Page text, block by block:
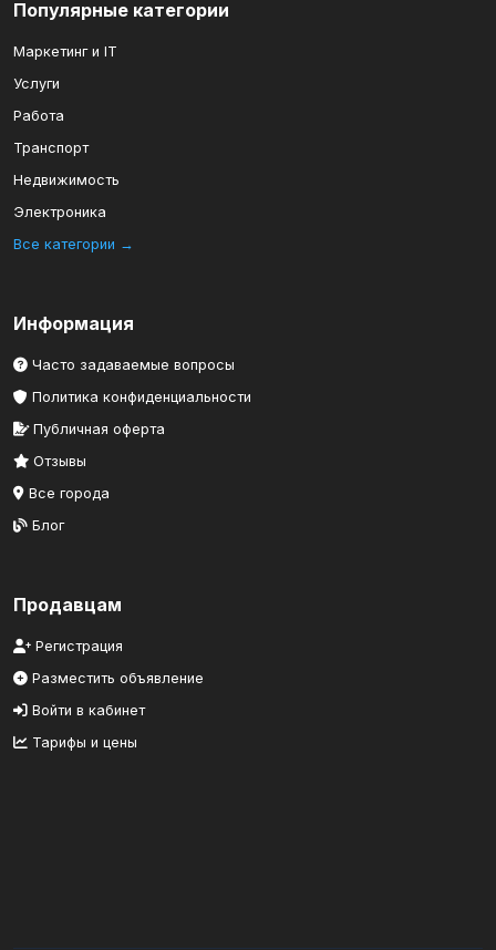
Популярные категории
Маркетинг и IT
Услуги
Работа
Транспорт
Недвижимость
Электроника
Все категории →
Информация
Часто задаваемые вопросы
Политика конфиденциальности
Публичная оферта
Отзывы
Все города
Блог
Продавцам
Регистрация
Разместить объявление
Войти в кабинет
Тарифы и цены